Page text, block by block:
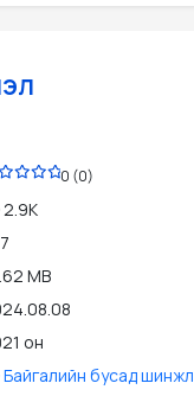
0 (0)
2.9K
MB
он
Байгалийн бусад